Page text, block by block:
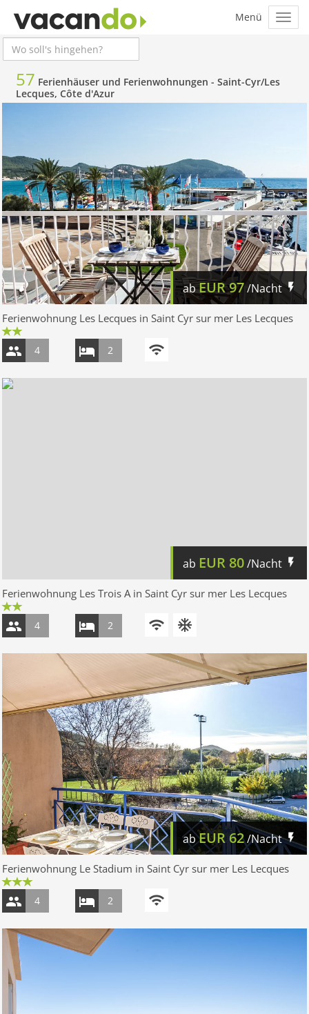
57 Ferienhäuser und Ferienwohnungen - Saint-Cyr/Les
Lecques, Côte d'Azur
abEUR97/Nacht
Ferienwohnung Les Lecques in Saint Cyr sur mer Les Lecques
4 2
ab EUR 80/Nacht
Ferienwohnung Les Trois A in Saint Cyr sur mer Les Lecques
4 2
abEUR 62/Nacht
Ferienwohnung Le Stadium in Saint Cyr sur mer Les Lecques
4 2